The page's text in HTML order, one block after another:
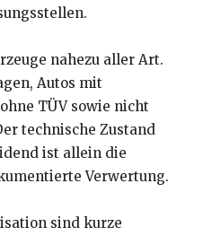
nahezu aller Art.
Autos mit
TÜV sowie nicht
technische Zustand
ist allein die
Verwertung.
sind kurze